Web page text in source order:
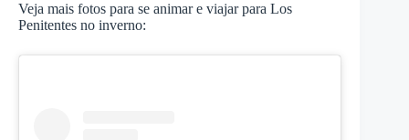
Veja mais fotos para se animar e viajar para Los
Penitentes no inverno: